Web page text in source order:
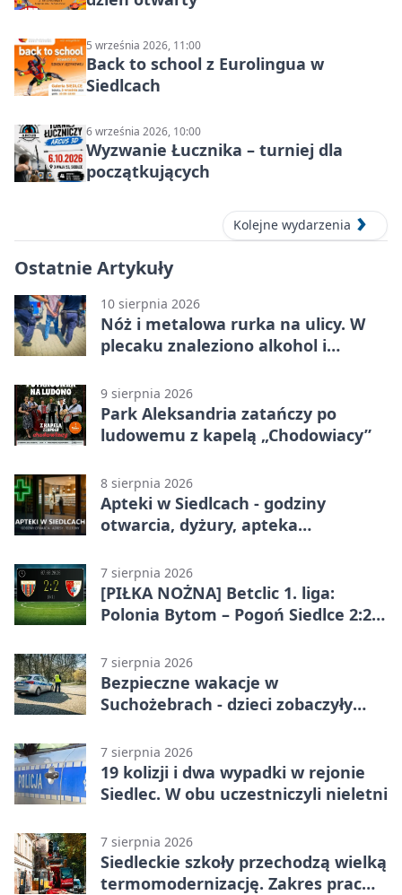
5 września 2026, 11:00
Back to school z Eurolingua w
Siedlcach
6 września 2026, 10:00
Wyzwanie Łucznika – turniej dla
początkujących
Kolejne wydarzenia
Ostatnie Artykuły
10 sierpnia 2026
Nóż i metalowa rurka na ulicy. W
plecaku znaleziono alkohol i
9 sierpnia 2026
Park Aleksandria zatańczy po
ludowemu z kapelą „Chodowiacy”
8 sierpnia 2026
Apteki w Siedlcach - godziny
otwarcia, dyżury, apteka
7 sierpnia 2026
[PIŁKA NOŻNA] Betclic 1. liga:
Polonia Bytom – Pogoń Siedlce 2:2.
emocjonującej końcówce
7 sierpnia 2026
Bezpieczne wakacje w
Suchożebrach - dzieci zobaczyły
7 sierpnia 2026
19 kolizji i dwa wypadki w rejonie
Siedlec. W obu uczestniczyli nieletni
7 sierpnia 2026
Siedleckie szkoły przechodzą wielką
termomodernizację. Zakres prac